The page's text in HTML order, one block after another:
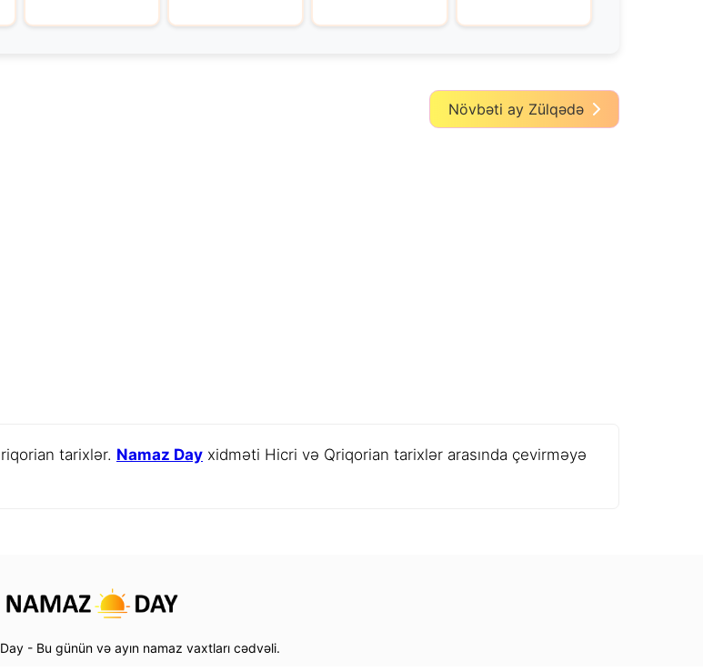
Növbəti ay Zülqədə
tarixlər. Namaz Day xidməti Hicri və Qriqorian tarixlər arasında çevirməyə
- Bu günün və ayın namaz vaxtları cədvəli.